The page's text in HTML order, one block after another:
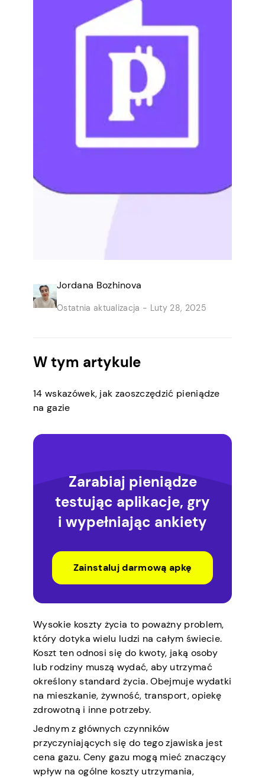
Jordana Bozhinova
Ostatnia aktualizacja - Luty 28, 2025
W tym artykule
14 wskazówek, jak zaoszczędzić pieniądze
na gazie
Zarabiaj pieniądze
testując aplikacje, gry
i wypełniając ankiety
Zainstaluj darmową apkę
Wysokie koszty życia to poważny problem,
który dotyka wielu ludzi na całym świecie.
Koszt ten odnosi się do kwoty, jaką osoby
lub rodziny muszą wydać, aby utrzymać
określony standard życia. Obejmuje wydatki
na mieszkanie, żywność, transport, opiekę
zdrowotną i inne potrzeby.
Jednym z głównych czynników
przyczyniających się do tego zjawiska jest
cena gazu. Ceny gazu mogą mieć znaczący
wpływ na ogólne koszty utrzymania,